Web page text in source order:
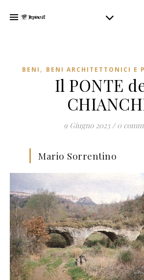
BENI , BENI ARCHITETTONICI E
Il PONTE
9 Giugno 2023 / 0
Mario Sorrentino